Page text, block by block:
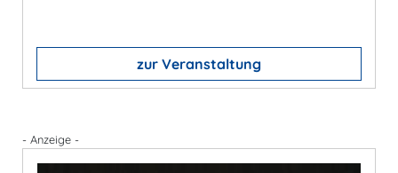
zur Veranstaltung
- Anzeige -